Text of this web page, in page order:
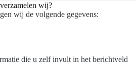
wij?
wij de volgende gegevens:
die u zelf invult in het berichtveld